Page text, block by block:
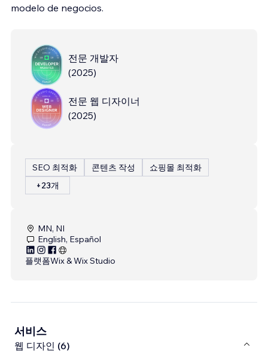
modelo de negocios.
전문 개발자
(2025)
전문 웹 디자이너
(2025)
SEO 최적화 콘텐츠 작성
쇼핑몰 최적화
+23개
MN, NI
English, Español
플랫폼Wix & Wix Studio
서비스
웹 디자인 (6)